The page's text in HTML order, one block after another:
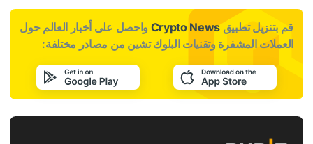
قم بتنزيل تطبيقCrypto News واحصل على أخبار العالم حول
العملات المشفرة وتقنيات البلوك تشين من مصادر مختلفة: